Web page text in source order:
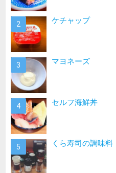
ケチャップ
マヨネーズ
セルフ海鮮丼
くら寿司の調味料